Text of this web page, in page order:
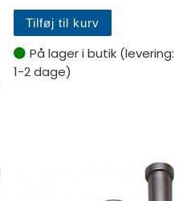
Tilføj til kurv
På lager i butik (levering:
1-2 dage)